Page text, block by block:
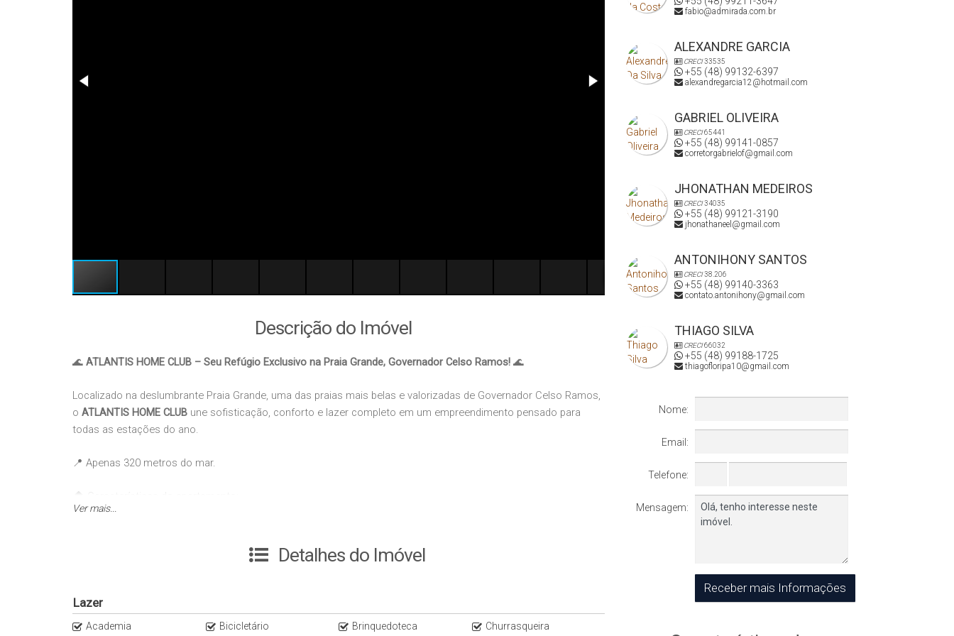
Descrição do Imóvel
🌊 ATLANTIS HOME CLUB – Seu Refúgio Exclusivo na Praia Grande, Governador Celso Ramos! 🌊
Localizado na deslumbrante Praia Grande, uma das praias mais belas e valorizadas de Governador Celso Ramos,
o ATLANTIS HOME CLUB une sofisticação, conforto e lazer completo em um empreendimento pensado para
todas as estações do ano.
📍 Apenas 320 metros do mar.
🏠 Características do apartamento:
✔ Banheira de hidromassagem
✔ HomeBox
✨ Lazer e comodidades completas do empreendimento:
Ver mais...
Detalhes do Imóvel
Lazer
Academia Bicicletário Brinquedoteca Churrasqueira
fabio@admirada.com.br
ALEXANDRE GARCIA
CRECI33535
+55 (48) 99132-6397
alexandregarcia12@hotmail.com
GABRIEL OLIVEIRA
CRECI65441
+55 (48) 99141-0857
corretorgabrielof@gmail.com
JHONATHAN MEDEIROS
CRECI34035
+55 (48) 99121-3190
jhonathaneel@gmail.com
ANTONIHONY SANTOS
CRECI38.206
+55 (48) 99140-3363
contato.antonihony@gmail.com
THIAGO SILVA
CRECI66032
+55 (48) 99188-1725
thiagofloripa10@gmail.com
Nome:
Email:
Telefone:
Mensagem: